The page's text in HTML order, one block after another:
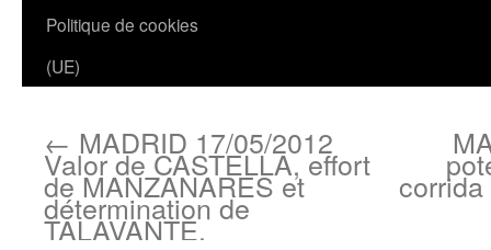
contenu
Politique de cookies
(UE)
← MADRID 17/05/2012
Valor de CASTELLA, effort
de MANZANARES et
détermination de
TALAVANTE.